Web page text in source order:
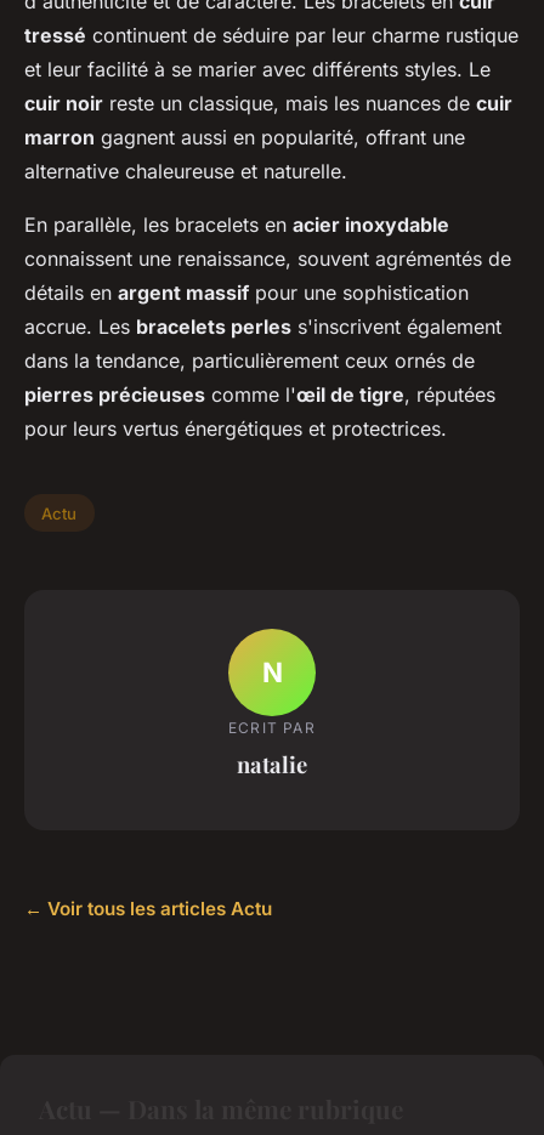
tressé continuent de séduire par leur charme rustique
et leur facilité à se marier avec différents styles. Le
cuir noir reste un classique, mais les nuances de cuir
marron gagnent aussi en popularité, offrant une
alternative chaleureuse et naturelle.
En parallèle, les bracelets en acier inoxydable
connaissent une renaissance, souvent agrémentés de
détails en argent massif pour une sophistication
accrue. Les bracelets perles s'inscrivent également
dans la tendance, particulièrement ceux ornés de
pierres précieuses comme l'œil de tigre, réputées
pour leurs vertus énergétiques et protectrices.
Actu
N
ECRIT PAR
natalie
← Voir tous les articles Actu